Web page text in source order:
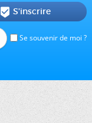
Se souvenir de moi ?
 S'inscrire